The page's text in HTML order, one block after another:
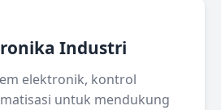
Industri
elektronik, kontrol
untuk mendukung